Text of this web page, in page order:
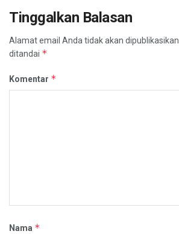
Tinggalkan Balasan
Alamat email Anda tidak akan dipublikasikan.
ditandai *
Komentar *
Nama *